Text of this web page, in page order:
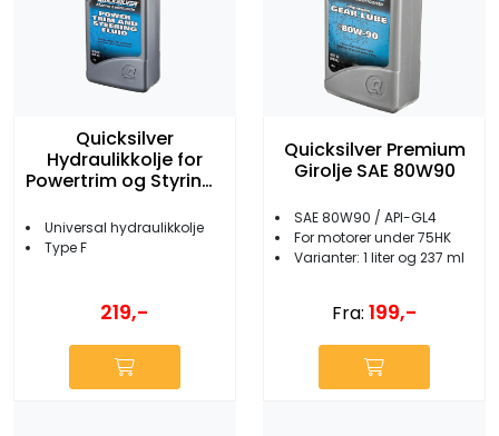
Quicksilver
Hydraulikkolje for
Powertrim og Styring 1
Universal hydraulikkolje
Type F
219,-
Quicksilver Premium
Girolje SAE 80W90
SAE 80W90 / API-GL4
For motorer under 75HK
Varianter: 1 liter og 237 ml
Fra: 199,-